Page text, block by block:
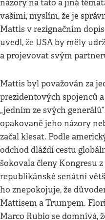
názory na tato a jiná
vašimi, myslím, že je
Mattis v rezignačním
uvedl, že USA by měly
a projevovat svým
Mattis byl považován za
prezidentových spojenců
„jedním ze svých
opakovaně jeho názory
začal klesat. Podle
odchod dláždí cestu
šokovala členy Kongresu
republikánské senátní
ho znepokojuje, že
Mattisem a Trumpem.
Marco Rubio se domnívá,